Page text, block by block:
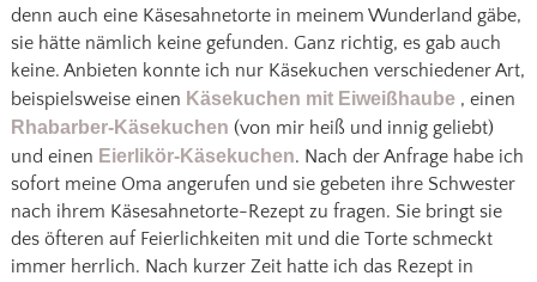
denn auch eine Käsesahnetorte in meinem Wunderland gäbe,
sie hätte nämlich keine gefunden. Ganz richtig, es gab auch
keine. Anbieten konnte ich nur Käsekuchen verschiedener Art,
beispielsweise einen Käsekuchen mit Eiweißhaube, einen
Rhabarber-Käsekuchen (von mir heiß und innig geliebt)
und einen Eierlikör-Käsekuchen. Nach der Anfrage habe ich
sofort meine Oma angerufen und sie gebeten ihre Schwester
nach ihrem Käsesahnetorte-Rezept zu fragen. Sie bringt sie
des öfteren auf Feierlichkeiten mit und die Torte schmeckt
immer herrlich. Nach kurzer Zeit hatte ich das Rezept in